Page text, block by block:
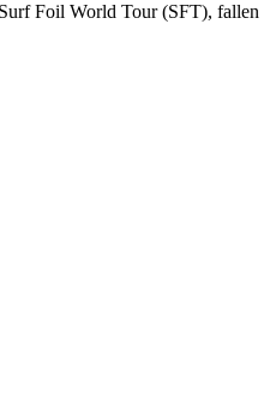
Foil World Tour (SFT), fallen